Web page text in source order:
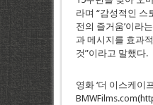
라며 “감성적인 스
전의 즐거움’이라
과 메시지를 효과
것”이라고 말했다.
영화 ‘더 이스케이